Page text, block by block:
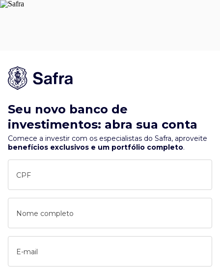
Seu novo banco de
investimentos: abra sua conta
Comece a investir com os especialistas do Safra, aproveite
benefícios exclusivos e um portfólio completo.
CPF
Nome completo
E-mail